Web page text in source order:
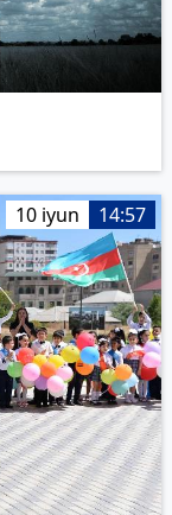
10 iyun 14:57